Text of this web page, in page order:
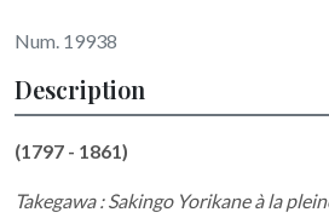
Num. 19938
Description
(1797 - 1861)
Takegawa : Sakingo Yorikane à la